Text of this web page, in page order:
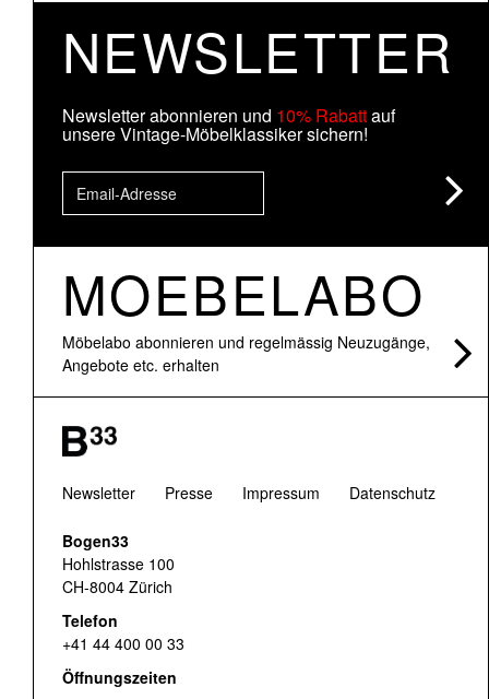
NEWSLETTER
Newsletter abonnieren und 10% Rabattauf
unsere Vintage-Möbelklassiker sichern!
MOEBELABO
Möbelabo abonnieren und regelmässig Neuzugänge,
Angebote etc. erhalten
Newsletter Presse Impressum Datenschutz
Bogen33
Hohlstrasse 100
CH-8004 Zürich
Telefon
+41 44 400 00 33
Öffnungszeiten